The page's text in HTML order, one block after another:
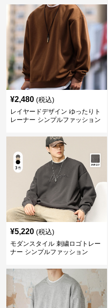
¥2,480 (税込)
レイヤードデザイン ゆったりト
レーナー シンプルファッション
¥5,220 (税込)
モダンスタイル 刺繍ロゴトレー
ナー シンプルファッション